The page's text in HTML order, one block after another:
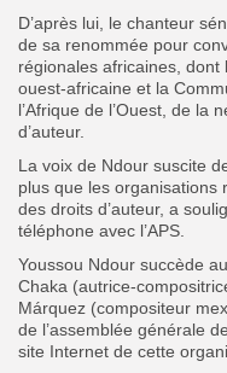
D’après lui, le chanteur
de sa renommée pour
régionales africaines, dont
ouest-africaine et la
l’Afrique de l’Ouest, de la
d’auteur.
La voix de Ndour suscite
plus que les organisations
des droits d’auteur, a
téléphone avec l’APS.
Youssou Ndour succède
Chaka (autrice-
Márquez (compositeur
de l’assemblée générale
site Internet de cette